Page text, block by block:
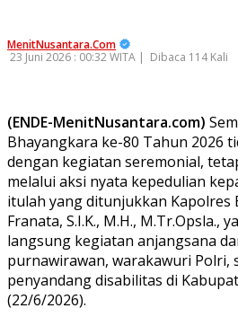
MenitNusantara.Com
23 Juni 2026 : 00:32 WITA | Dibaca 114 Kali
(ENDE-MenitNusantara.com)
Bhayangkara ke-80 Tahun 2026
dengan kegiatan seremonial,
melalui aksi nyata kepedulian
itulah yang ditunjukkan Kapolres
Franata, S.I.K., M.H., M.Tr.Opsla.,
langsung kegiatan anjangsana
purnawirawan, warakawuri Polri,
penyandang disabilitas di
(22/6/2026).